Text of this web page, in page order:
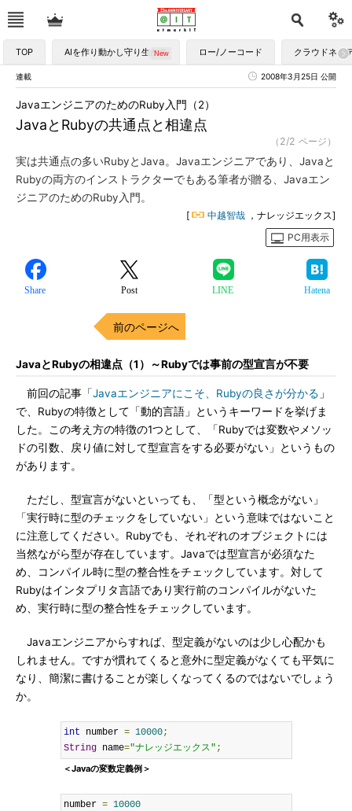
TOP AIを作り動かし守り生かす ロー/ノーコード クラウドネイ
連載 2008年3月25日 公開
JavaとRubyの共通点と相違点
JavaエンジニアのためのRuby入門（2）
（2/2 ページ）
実は共通点の多いRubyとJava。Javaエンジニアであり、Javaと
Rubyの両方のインストラクターでもある筆者が贈る、Javaエン
ジニアのためのRuby入門。
[ 中越智哉 ，ナレッジエックス]
PC用表示
Share Post LINE Hatena
前のページへ
JavaとRubyの相違点（1）～Rubyでは事前の型宣言が不要
前回の記事「Javaエンジニアにこそ、Rubyの良さが分かる 」
で、Rubyの特徴として「動的言語」というキーワードを挙げま
した。この考え方の特徴の1つとして、「Rubyでは変数やメソッ
ドの引数、戻り値に対して型宣言をする必要がない」というもの
があります。
ただし、型宣言がないといっても、「型という概念がない」
「実行時に型のチェックをしていない」という意味ではないこと
に注意してください。Rubyでも、それぞれのオブジェクトには
当然ながら型が存在しています。Javaでは型宣言が必須なた
め、コンパイル時に型の整合性をチェックしています。対して
Rubyはインタプリタ言語であり実行前のコンパイルがないた
め、実行時に型の整合性をチェックしています。
Javaエンジニアからすれば、型定義がないのは少し心配かも
しれません。ですが慣れてくると意外に型定義がなくても平気に
なり、簡潔に書けることが楽しくなってくるのではないでしょう
か。
int number = 10000;
String name="ナレッジエックス" ;
＜Javaの変数定義例＞
number = 10000